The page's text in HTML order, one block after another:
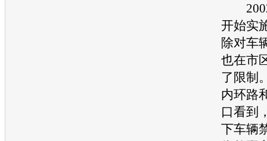
2002
开始实
除对车
也在市
了限制
内环路
口看到
下车辆